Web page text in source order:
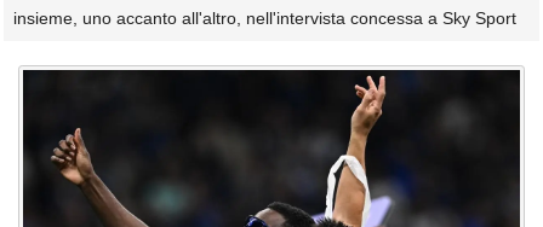
insieme, uno accanto all'altro, nell'intervista concessa a Sky Sport